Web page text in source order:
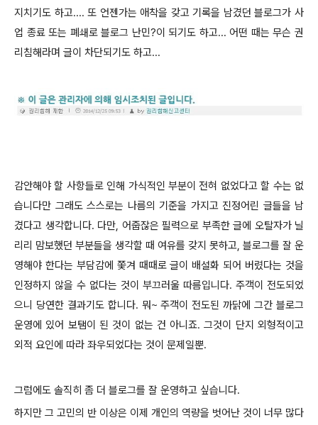
지치기도 하고.... 또 언젠가는 애착을 갖고 기록을 남겼던 블로그가 사
업 종료 또는 폐쇄로 블로그 난민?이 되기도 하고... 어떤 때는 무슨 권
리침해라며 글이 차단되기도 하고...
감안해야 할 사항들로 인해 가식적인 부분이 전혀 없었다고 할 수는 없
습니다만 그래도 스스로는 나름의 기준을 가지고 진정어린 글들을 남
겼다고 생각합니다. 다만, 어줍잖은 필력으로 부족한 글에 오탈자가 닐
리리 맘보했던 부분들을 생각할 때 여유를 갖지 못하고, 블로그를 잘 운
영해야 한다는 부담감에 쫓겨 때때로 글이 배설화 되어 버렸다는 것을
인정하지 않을 수 없다는 것이 부끄러울 따름입니다. 주객이 전도되었
으니 당연한 결과기도 합니다. 뭐~ 주객이 전도된 까닭에 그간 블로그
운영에 있어 보탬이 된 것이 없는 건 아니죠. 그것이 단지 외형적이고
외적 요인에 따라 좌우되었다는 것이 문제일뿐.
그럼에도 솔직히 좀 더 블로그를 잘 운영하고 싶습니다.
하지만 그 고민의 반 이상은 이제 개인의 역량을 벗어난 것이 너무 많다